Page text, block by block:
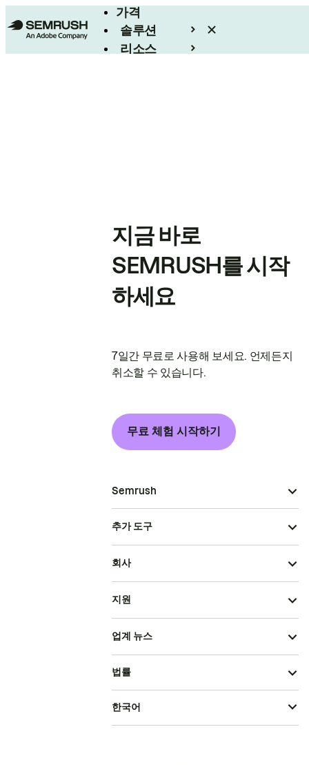
가격
솔루션
리소스
지금 바로
SEMRUSH를 시작
하세요
7일간 무료로 사용해 보세요. 언제든지
취소할 수 있습니다.
무료 체험 시작하기
Semrush
추가 도구
회사
지원
업계 뉴스
법률
한국어